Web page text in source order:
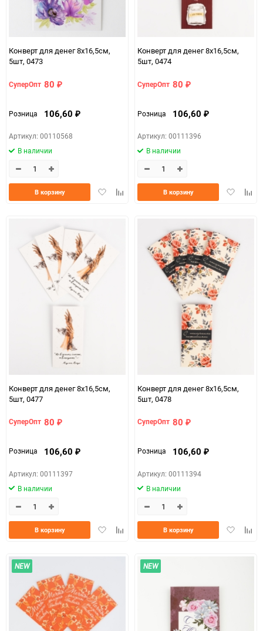
Конверт для денег 8х16,5см,
5шт, 0473
СуперОпт 80 ₽
Розница 106,60 ₽
Артикул: 00110568
В наличии
ДобавитьДобавить
В корзину
Конверт для денег 8х16,5см,
5шт, 0474
СуперОпт 80 ₽
Розница 106,60 ₽
Артикул: 00111396
В наличии
Добавить
В корзину
Конверт для денег 8х16,5см,
5шт, 0477
СуперОпт 80 ₽
Розница 106,60 ₽
Артикул: 00111397
В наличии
ДобавитьДобавить
В корзину
Конверт для денег 8х16,5см,
5шт, 0478
СуперОпт 80 ₽
Розница 106,60 ₽
Артикул: 00111394
В наличии
Добавить
В корзину
NEW NEW